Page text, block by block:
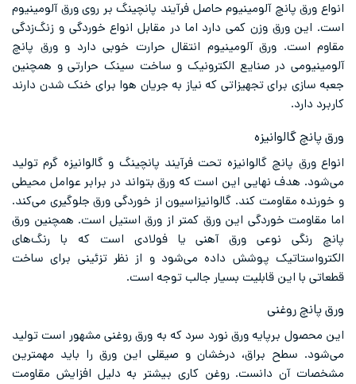
انواع ورق پانچ آلومینیوم حاصل فرآیند پانچینگ بر روی ورق آلومینیوم
است. این ورق وزن کمی دارد اما در مقابل انواع خوردگی و زنگ‌زدگی
مقاوم است. ورق آلومینیوم انتقال حرارت خوبی دارد و ورق پانچ
آلومینیومی در صنایع الکترونیک و ساخت سینک حرارتی و همچنین
جعبه سازی برای تجهیزاتی که نیاز به جریان هوا برای خنک شدن دارند
کاربرد دارد.
ورق پانچ گالوانیزه
انواع ورق پانچ گالوانیزه تحت فرآیند پانچینگ و گالوانیزه گرم تولید
می‌شود. هدف نهایی این است که ورق بتواند در برابر عوامل محیطی
و خورنده مقاومت کند. گالوانیزاسیون از خوردگی ورق جلوگیری می‌کند.
اما مقاومت خوردگی این ورق کمتر از ورق استیل است. همچنین ورق
پانچ رنگی نوعی ورق آهنی یا فولادی است که با رنگ‌های
الکترواستاتیک پوشش داده می‌شود و از نظر تزئینی برای ساخت
قطعاتی با این قابلیت بسیار جالب توجه است.
ورق پانچ روغنی
این محصول برپایه ورق نورد سرد که به ورق روغنی مشهور است تولید
می‌شود. سطح براق، درخشان و صیقلی این ورق را باید مهمترین
مشخصات آن دانست. روغن کاری بیشتر به دلیل افزایش مقاومت